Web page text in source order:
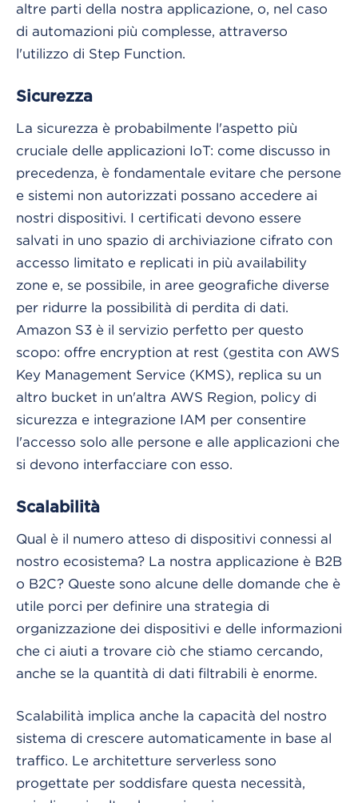
altre parti della nostra applicazione, o, nel caso
di automazioni più complesse, attraverso
l'utilizzo di Step Function.
Sicurezza
La sicurezza è probabilmente l'aspetto più
cruciale delle applicazioni IoT: come discusso in
precedenza, è fondamentale evitare che persone
e sistemi non autorizzati possano accedere ai
nostri dispositivi. I certificati devono essere
salvati in uno spazio di archiviazione cifrato con
accesso limitato e replicati in più availability
zone e, se possibile, in aree geografiche diverse
per ridurre la possibilità di perdita di dati.
Amazon S3 è il servizio perfetto per questo
scopo: offre encryption at rest (gestita con AWS
Key Management Service (KMS), replica su un
altro bucket in un'altra AWS Region, policy di
sicurezza e integrazione IAM per consentire
l'accesso solo alle persone e alle applicazioni che
si devono interfacciare con esso.
Scalabilità
Qual è il numero atteso di dispositivi connessi al
nostro ecosistema? La nostra applicazione è B2B
o B2C? Queste sono alcune delle domande che è
utile porci per definire una strategia di
organizzazione dei dispositivi e delle informazioni
che ci aiuti a trovare ciò che stiamo cercando,
anche se la quantità di dati filtrabili è enorme.
Scalabilità implica anche la capacità del nostro
sistema di crescere automaticamente in base al
traffico. Le architetture serverless sono
progettate per soddisfare questa necessità,